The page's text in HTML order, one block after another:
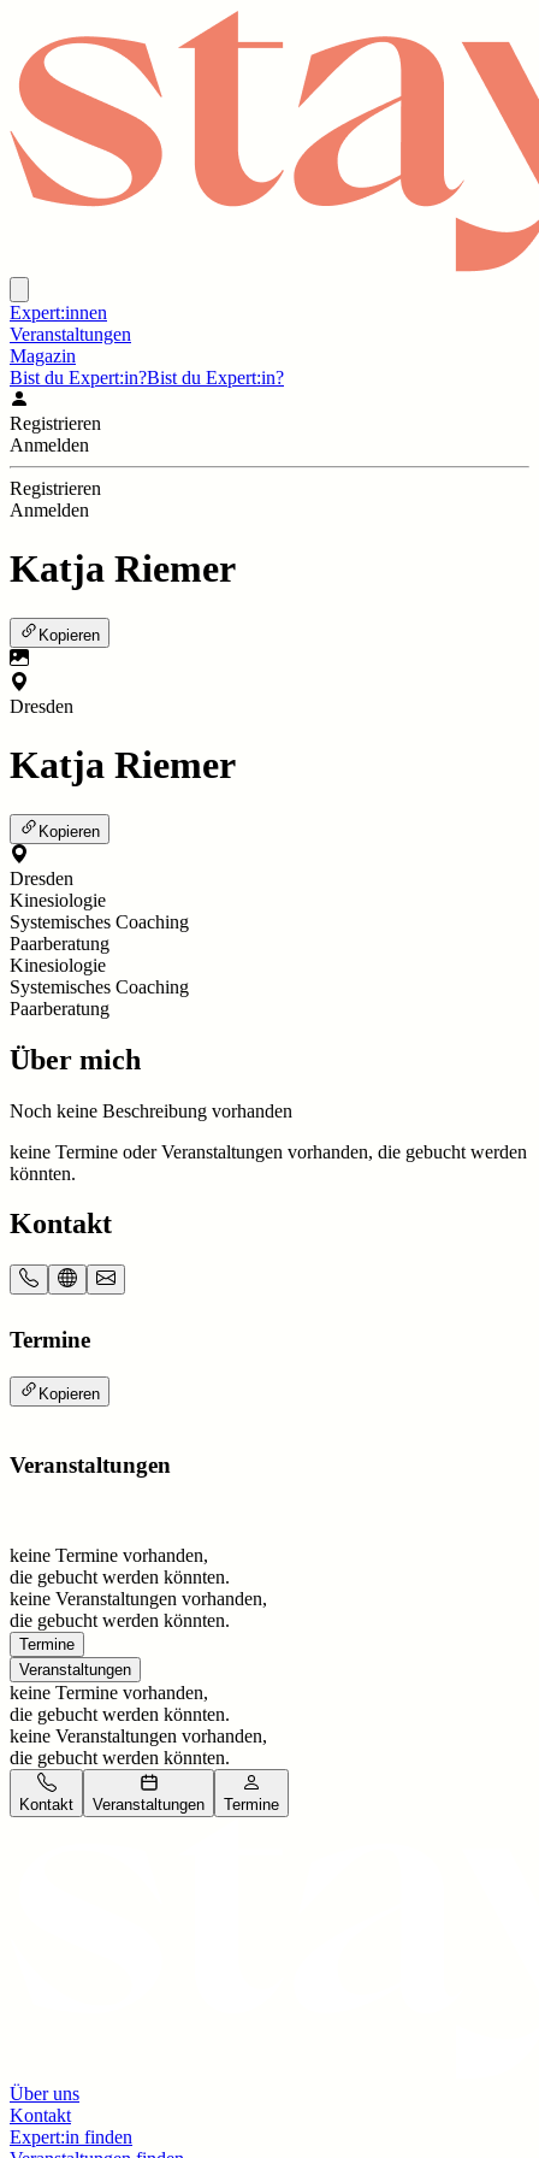
Expert:innen
Veranstaltungen
Magazin
Bist du Expert:in?Bist du Expert:in?
Registrieren
Anmelden
Registrieren
Anmelden
Katja Riemer
Kopieren
Dresden
Katja Riemer
Kopieren
Dresden
Kinesiologie
Systemisches Coaching
Paarberatung
Kinesiologie
Systemisches Coaching
Paarberatung
Über mich
Noch keine Beschreibung vorhanden
keine Termine oder Veranstaltungen vorhanden, die gebucht werden
könnten.
Kontakt
Termine
Kopieren
Veranstaltungen
keine Termine vorhanden,
die gebucht werden könnten.
keine Veranstaltungen vorhanden,
die gebucht werden könnten.
Termine
Veranstaltungen
keine Termine vorhanden,
die gebucht werden könnten.
keine Veranstaltungen vorhanden,
die gebucht werden könnten.
Kontakt Veranstaltungen Termine
Über uns
Kontakt
Expert:in finden